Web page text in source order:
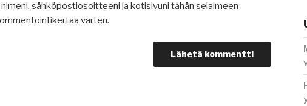
nimeni, sähköpostiosoitteeni ja kotisivuni tähän selaimeen
varten.